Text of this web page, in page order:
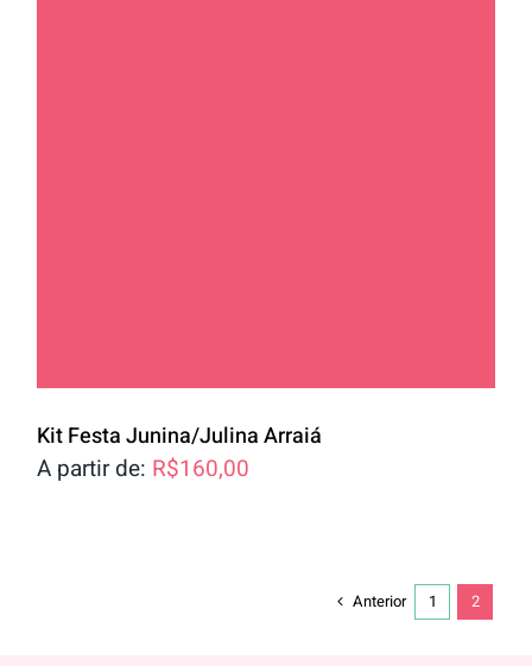
Kit Festa Junina/Julina Arraiá
A partir de: R$160,00
Anterior 1 2